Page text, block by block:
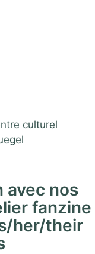
culturel
avec nos
fanzine
her/their